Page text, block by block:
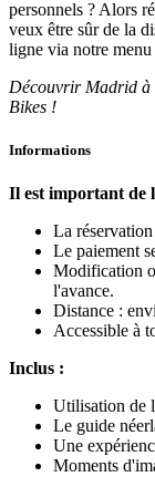
personnels ? Alors
veux être sûr de la
ligne via notre menu
Découvrir Madrid à
Bikes !
Informations
Il est important de
La
Le paiement
Modification
l'avance.
Distance :
Accessible à
Inclus :
Utilisation de
Le guide
Une
Moments